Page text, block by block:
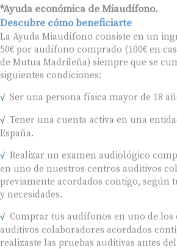
*Ayuda económica de Miaudífono.
Descubre cómo beneficiarte
La Ayuda Miaudífono consiste en un
50€ por audífono comprado (100€ en
de Mutua Madrileña) siempre que se
siguientes condiciones:
Ser una persona física mayor de 18
Tener una cuenta activa en una
España.
Realizar un examen audiológico
en uno de nuestros centros auditivos
previamente acordados contigo, según
y necesidades.
Comprar tus audífonos en uno de los
auditivos colaboradores acordados
realizaste las pruebas auditivas antes del